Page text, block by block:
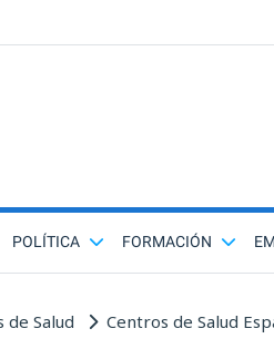
POLÍTICA FORMACIÓN
de Salud Centros de Salud